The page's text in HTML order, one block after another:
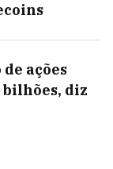
ações
bilhões, diz